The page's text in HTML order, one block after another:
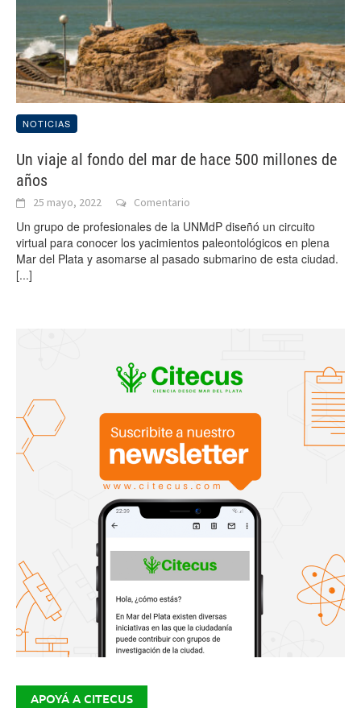
NOTICIAS
Un viaje al fondo del mar de hace 500 millones de
años
25 mayo, 2022 Comentario
Un grupo de profesionales de la UNMdP diseñó un circuito
virtual para conocer los yacimientos paleontológicos en plena
Mar del Plata y asomarse al pasado submarino de esta ciudad.
[...]
APOYÁ A CITECUS